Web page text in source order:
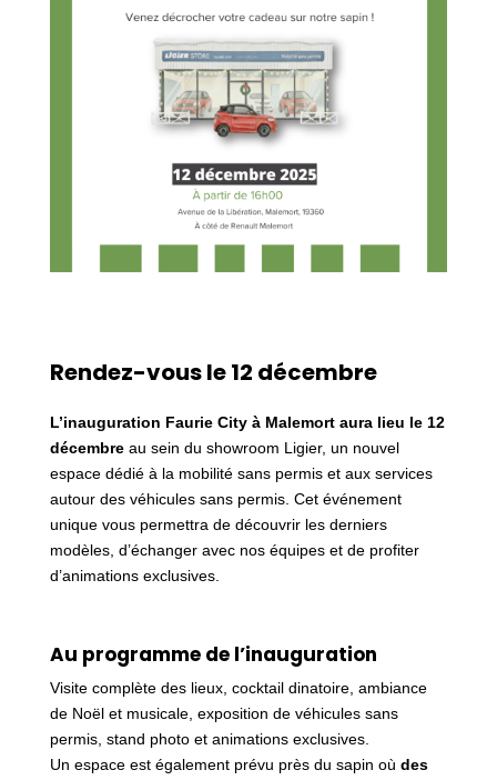
Rendez-vous le 12 décembre
L’inauguration Faurie City à Malemort aura lieu le 12
décembreau sein du showroom Ligier, un nouvel
espace dédié à la mobilité sans permis et aux services
autour des véhicules sans permis. Cet événement
unique vous permettra de découvrir les derniers
modèles, d’échanger avec nos équipes et de profiter
d’animations exclusives.
Au programme de l’inauguration
Visite complète des lieux, cocktail dinatoire, ambiance
de Noël et musicale, exposition de véhicules sans
permis, stand photo et animations exclusives.
Un espace est également prévu près du sapin où des